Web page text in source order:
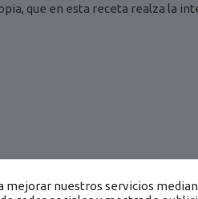
que en esta receta realza la
mejorar nuestros servicios